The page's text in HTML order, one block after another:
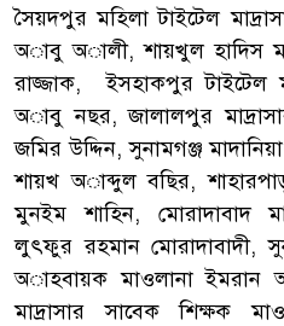
সৈয়দপুর মহিলা টাইটেল
অাবু অালী, শায়খুল হাদিস
রাজ্জাক, ইসহাকপুর টাইটেল
অাবু নছর, জালালপুর
জমির উদ্দিন, সুনামগঞ্জ
শায়খ অাব্দুল বছির,
মুনইম শাহিন, মোরাদাবাদ
লুৎফুর রহমান মোরাদাবাদী,
অাহবায়ক মাওলানা ইমরান
মাদ্রাসার সাবেক শিক্ষক